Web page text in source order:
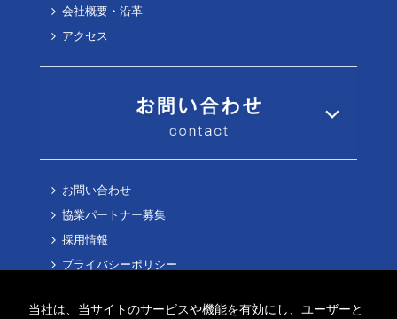
当社は、当サイトのサービスや機能を有効にし、ユーザーと
会社概要・沿革
アクセス
お問い合わせ
協業パートナー募集
採用情報
プライバシーポリシー